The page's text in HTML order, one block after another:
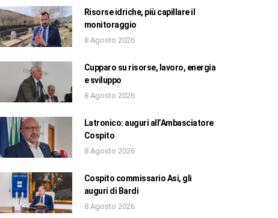
Risorse idriche, più capillare il
monitoraggio
8 Agosto 2026
Cupparo su risorse, lavoro, energia
e sviluppo
8 Agosto 2026
Latronico: auguri all’Ambasciatore
Cospito
8 Agosto 2026
Cospito commissario Asi, gli
auguri di Bardi
8 Agosto 2026